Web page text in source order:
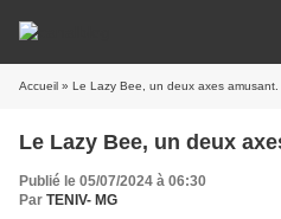
Accueil » Le Lazy Bee, un deux axes amusant.
Le Lazy Bee, un deux
Publié le 05/07/2024 à 06:30
Par TENIV- MG